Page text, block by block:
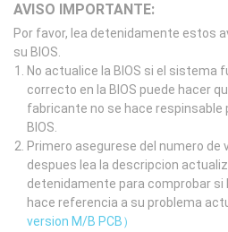
AVISO IMPORTANTE:
Por favor, lea detenidamente estos
su BIOS.
No actualice la BIOS si el sistema
correcto en la BIOS puede hacer
fabricante no se hace respinsable
BIOS.
Primero asegurese del numero de
despues lea la descripcion
detenidamente para comprobar si
hace referencia a su problema
version M/B PCB）